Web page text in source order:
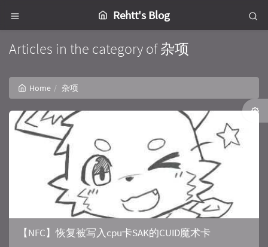
Rehtt's Blog
Articles in the category of 杂项
Home 杂项
【NFC】恢复被写入cpu卡SAK的CUID魔术卡